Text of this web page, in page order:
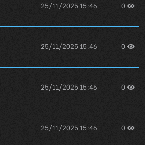
25/11/2025 15:46 0
25/11/2025 15:46 0
25/11/2025 15:46 0
25/11/2025 15:46 0